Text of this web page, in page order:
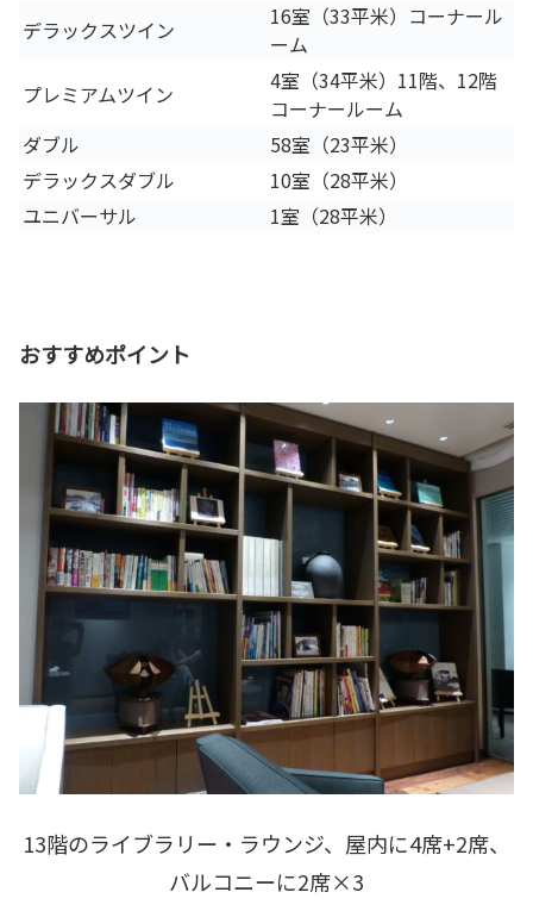
デラックスツイン
16室（33平米）コーナール
ーム
プレミアムツイン
4室（34平米）11階、12階
コーナールーム
ダブル
58室（23平米）
デラックスダブル
10室（28平米）
ユニバーサル
1室（28平米）
おすすめポイント
13階のライブラリー・ラウンジ、屋内に4席+2席、
バルコニーに2席×3